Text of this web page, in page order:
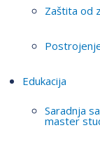
Zaštita od
Edukacija
Saradnja
master